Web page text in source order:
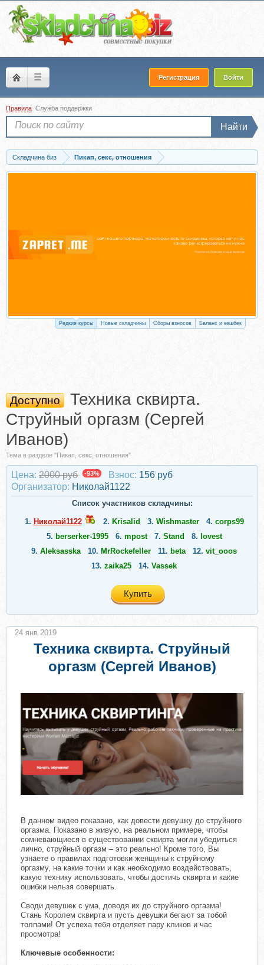
☰ Регистрация Войти
Правила Служба поддержки
Найти
Складчина биз
Пикап, секс, отношения
Скачать Техника сквирта. Струйный оргазм (Сергей Иванов)
Редкие курсы Новые складчины Сборы взносов Баланс и кешбек
Доступно
Техника сквирта.
Струйный оргазм (Сергей
Иванов)
Тема в разделе "Пикап, секс, отношения"
Цена: 2000 руб -93% Взнос: 156 руб
Организатор: Николай1122
Список участников складчины:
1. Николай1122 2. Krisalid 3. Wishmaster 4. corps99
5. berserker-1995 6. mpost 7. Stand 8. lovest
9. Aleksasska 10. MrRockefeller 11. beta 12. vit_ooos
13. zaika25 14. Vassek
Купить
Техника сквирта. Струйный
оргазм (Сергей Иванов)
В данном видео показано, как довести девушку до струйного
оргазма. Показано в живую, на реальном примере, чтобы
сомневающиеся в существовании сквирта могли убедиться
лично, струйный оргазм – это реально! Кроме того, Вы
узнаете о правилах подготовки женщины к струйному
оргазму, на какие точки и как необходимо воздействовать,
какую технику использовать, чтобы достичь сквирта и какие
ошибки нельзя совершать.
Своди девушек с ума, доводя их до струйного оргазма!
Стань Королем сквирта и пусть девушки бегают за тобой
толпами! От успеха тебя отделяет пару кликов и час
просмотра!
Ключевые особенности:
24 янв 2019